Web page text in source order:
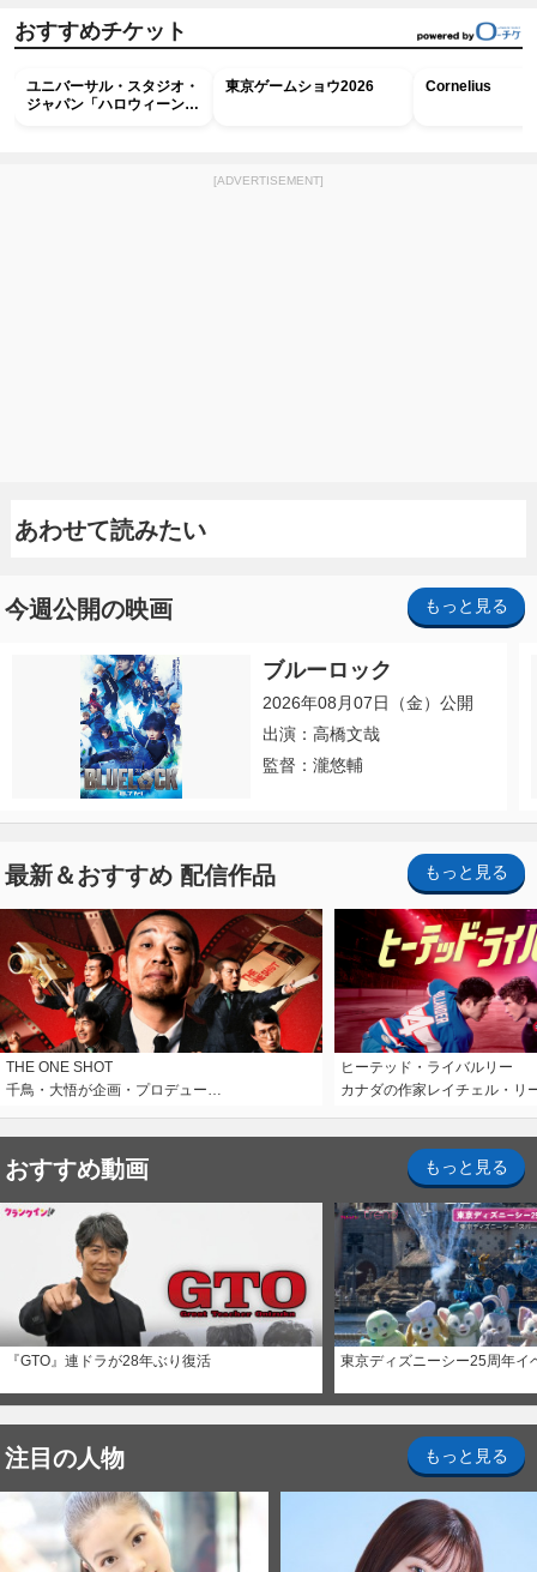
おすすめチケット
ユニバーサル・スタジオ・
ジャパン「ハロウィーン・
東京ゲームショウ2026 Cornelius
[ADVERTISEMENT]
あわせて読みたい
今週公開の映画 もっと見る
ブルーロック
2026年08月07日（金）公開
出演：高橋文哉
監督：瀧悠輔
最新＆おすすめ 配信作品 もっと見る
THE ONE SHOT
千鳥・大悟が企画・プロデュー…
ヒーテッド・ライバルリー
カナダの作家レイチェル・リ
おすすめ動画 もっと見る
『GTO』連ドラが28年ぶり復活 東京ディズニーシー25周年イ
注目の人物 もっと見る